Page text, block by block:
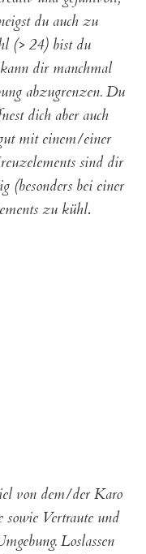
du auch zu
(> 24) bist du
dir manchmal
abzugrenzen. Du
dich aber auch
mit einem/einer
sind dir
(besonders bei einer
zu kühl.
von dem/der Karo
Vertraute und
Loslassen